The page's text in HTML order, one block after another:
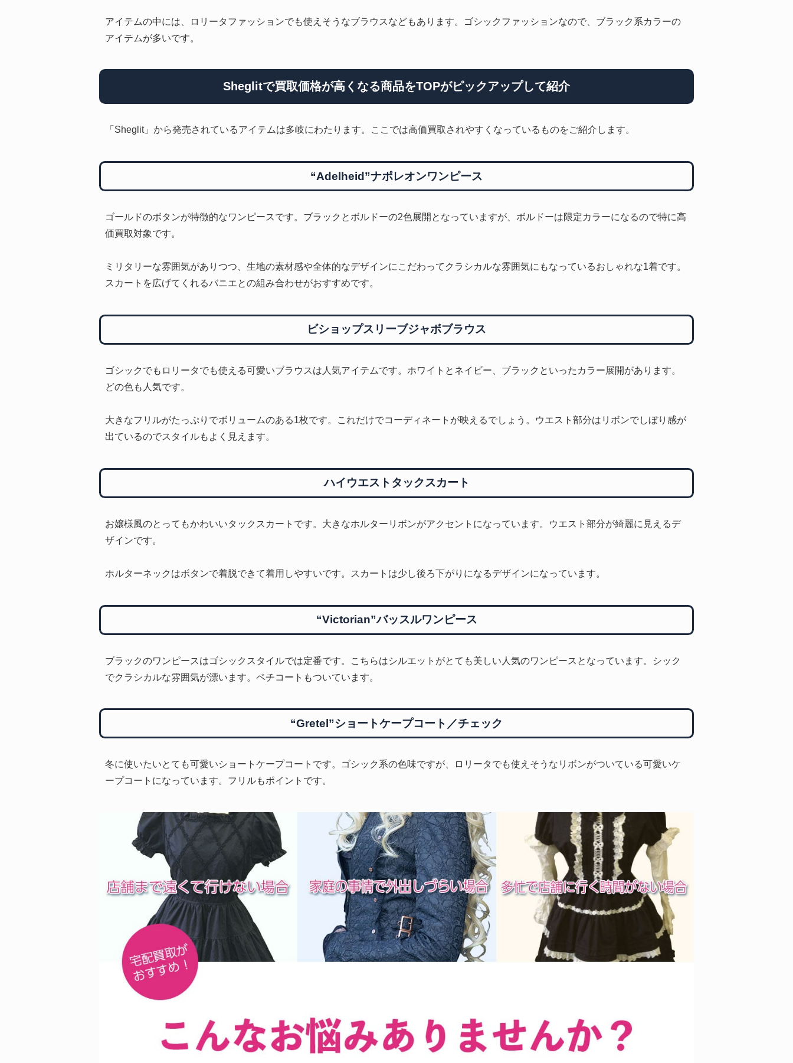
アイテムの中には、ロリータファッションでも使えそうなブラウスなどもあります。ゴシックファッションなので、ブラック系カラーの
アイテムが多いです。
Sheglitで買取価格が高くなる商品をTOPがピックアップして紹介
「Sheglit」から発売されているアイテムは多岐にわたります。ここでは高価買取されやすくなっているものをご紹介します。
“Adelheid”ナポレオンワンピース
ゴールドのボタンが特徴的なワンピースです。ブラックとボルドーの2色展開となっていますが、ボルドーは限定カラーになるので特に高
価買取対象です。
ミリタリーな雰囲気がありつつ、生地の素材感や全体的なデザインにこだわってクラシカルな雰囲気にもなっているおしゃれな1着です。
スカートを広げてくれるバニエとの組み合わせがおすすめです。
ビショップスリーブジャボブラウス
ゴシックでもロリータでも使える可愛いブラウスは人気アイテムです。ホワイトとネイビー、ブラックといったカラー展開があります。
どの色も人気です。
大きなフリルがたっぷりでボリュームのある1枚です。これだけでコーディネートが映えるでしょう。ウエスト部分はリボンでしぼり感が
出ているのでスタイルもよく見えます。
ハイウエストタックスカート
お嬢様風のとってもかわいいタックスカートです。大きなホルターリボンがアクセントになっています。ウエスト部分が綺麗に見えるデ
ザインです。
ホルターネックはボタンで着脱できて着用しやすいです。スカートは少し後ろ下がりになるデザインになっています。
“Victorian”バッスルワンピース
ブラックのワンピースはゴシックスタイルでは定番です。こちらはシルエットがとても美しい人気のワンピースとなっています。シック
でクラシカルな雰囲気が漂います。ペチコートもついています。
“Gretel”ショートケープコート／チェック
冬に使いたいとても可愛いショートケープコートです。ゴシック系の色味ですが、ロリータでも使えそうなリボンがついている可愛いケ
ープコートになっています。フリルもポイントです。